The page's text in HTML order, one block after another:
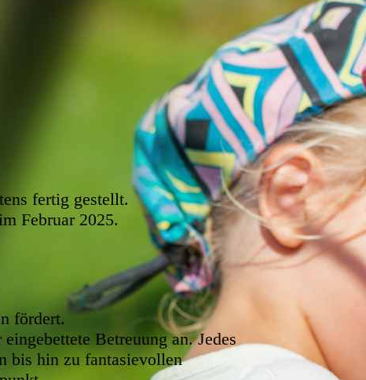
fertig gestellt.
Februar 2025.
fördert.
Betreuung an. Jedes
bis hin zu fantasievollen